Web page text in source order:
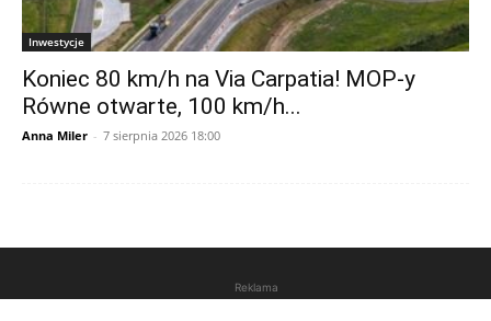
Inwestycje
Koniec 80 km/h na Via Carpatia! MOP-y
Równe otwarte, 100 km/h...
Anna Miler - 7 sierpnia 2026 18:00
Reklama